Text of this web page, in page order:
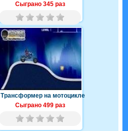
Сыграно 345 раз
Трансформер на мотоцикле
Сыграно 499 раз